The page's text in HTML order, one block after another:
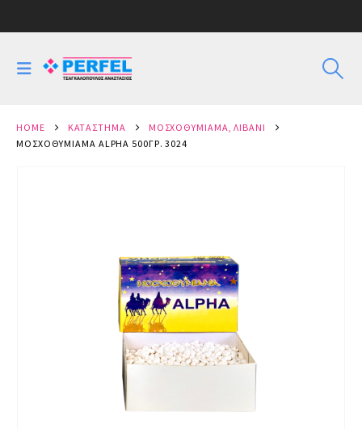
HOME ΚΑΤΆΣΤΗΜΑ
ΜΟΣΧΟΘΥΜΊΑΜΑ, ΛΙΒΆΝΙ
ΜΟΣΧΟΘΥΜΊΑΜΑ ALPHA 500ΓΡ. 3024